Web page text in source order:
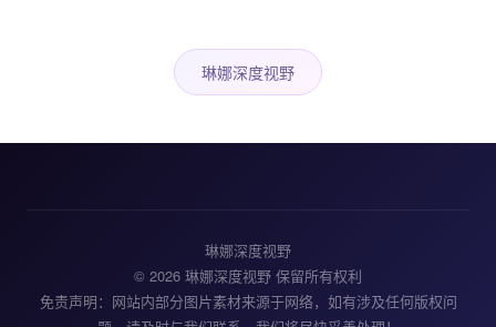
琳娜深度视野
琳娜深度视野
© 2026 琳娜深度视野 保留所有权利
免责声明：网站内部分图片素材来源于网络，如有涉及任何版权问